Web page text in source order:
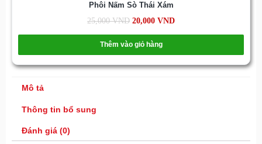
Phôi Nấm Sò Thái Xám
25,000VND 20,000 VND
Thêm vào giỏ hàng
Mô tả
Thông tin bổ sung
Đánh giá (0)